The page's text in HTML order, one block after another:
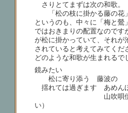
さりとてまずは次の和歌。
「松の枝に掛かる藤の花」
というのも、中々に「梅と鶯
ではおきまりの配置なのです
が松に掛かっていて、それが
されていると考えてみてくだ
どのような和歌が生まれるで
鏡みたい
松に寄り添う 藤波の
揺れては過ぎます あめん
山吹唄伊（や
い）